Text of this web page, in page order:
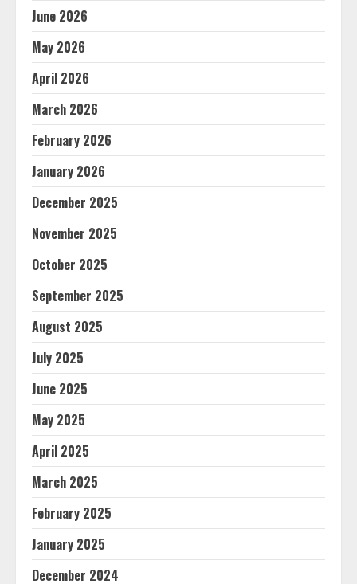
June 2026
May 2026
April 2026
March 2026
February 2026
January 2026
December 2025
November 2025
October 2025
September 2025
August 2025
July 2025
June 2025
May 2025
April 2025
March 2025
February 2025
January 2025
December 2024